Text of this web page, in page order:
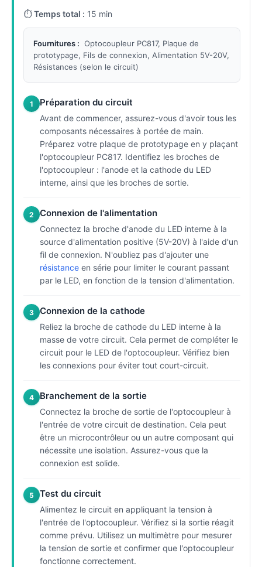
⏱Temps total : 15 min
Fournitures : Optocoupleur PC817, Plaque de
prototypage, Fils de connexion, Alimentation 5V-20V,
Résistances (selon le circuit)
1 Préparation du circuit
Avant de commencer, assurez-vous d'avoir tous les
composants nécessaires à portée de main.
Préparez votre plaque de prototypage en y plaçant
l'optocoupleur PC817. Identifiez les broches de
l'optocoupleur : l'anode et la cathode du LED
interne, ainsi que les broches de sortie.
2 Connexion de l'alimentation
Connectez la broche d'anode du LED interne à la
source d'alimentation positive (5V-20V) à l'aide d'un
fil de connexion. N'oubliez pas d'ajouter une
résistance en série pour limiter le courant passant
par le LED, en fonction de la tension d'alimentation.
3 Connexion de la cathode
Reliez la broche de cathode du LED interne à la
masse de votre circuit. Cela permet de compléter le
circuit pour le LED de l'optocoupleur. Vérifiez bien
les connexions pour éviter tout court-circuit.
4 Branchement de la sortie
Connectez la broche de sortie de l'optocoupleur à
l'entrée de votre circuit de destination. Cela peut
être un microcontrôleur ou un autre composant qui
nécessite une isolation. Assurez-vous que la
connexion est solide.
5 Test du circuit
Alimentez le circuit en appliquant la tension à
l'entrée de l'optocoupleur. Vérifiez si la sortie réagit
comme prévu. Utilisez un multimètre pour mesurer
la tension de sortie et confirmer que l'optocoupleur
fonctionne correctement.